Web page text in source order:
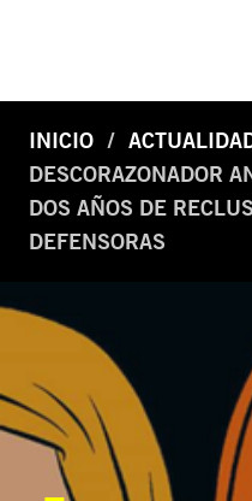
INICIO
DESCORAZONADOR
DOS AÑOS DE
DEFENSORAS